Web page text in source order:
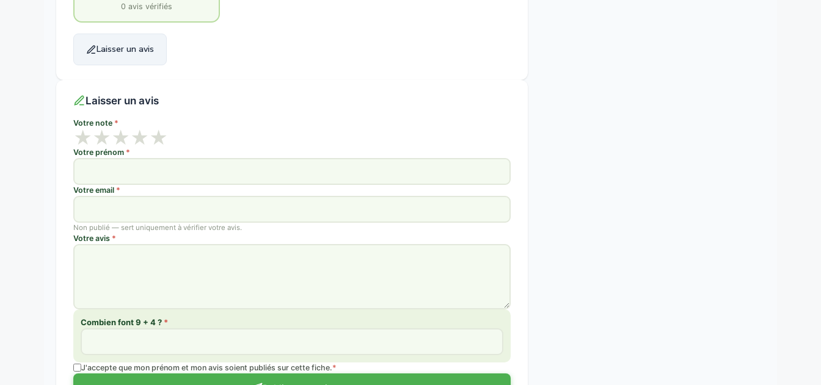
0 avis vérifiés
Laisser un avis
Laisser un avis
Votre note *
★★★★★
Votre prénom *
Votre email *
Non publié — sert uniquement à vérifier votre avis.
Votre avis *
Combien font 9 + 4 ? *
J'accepte que mon prénom et mon avis soient publiés sur cette fiche.*